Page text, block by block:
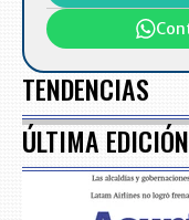
TENDENCIAS
ÚLTIMA